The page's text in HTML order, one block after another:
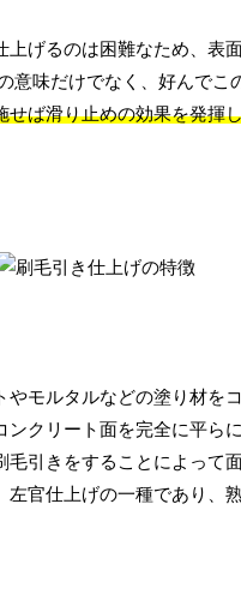
げるのは困難なため、表
意味だけでなく、好んでこ
せば滑り止めの効果を発揮
やモルタルなどの塗り材を
クリート面を完全に平ら
毛引きをすることによっ
官仕上げの一種であり、